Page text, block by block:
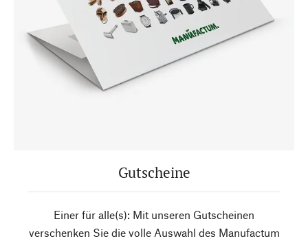
Gutscheine
Einer für alle(s): Mit unseren Gutscheinen
verschenken Sie die volle Auswahl des Manufactum